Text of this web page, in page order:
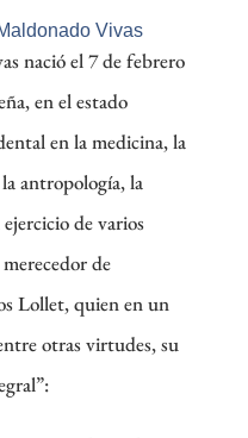
Vivas
nació el 7 de febrero
en el estado
en la medicina, la
antropología, la
de varios
de
Lollet, quien en un
otras virtudes, su